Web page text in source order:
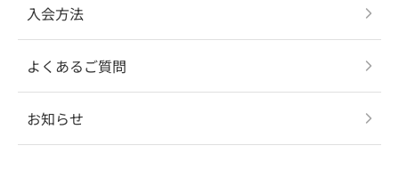
入会方法
よくあるご質問
お知らせ